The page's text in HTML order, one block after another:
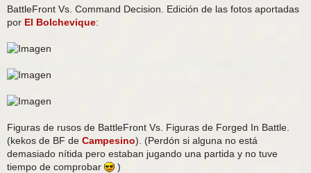
BattleFront Vs. Command Decision. Edición de las fotos aportadas
por El Bolchevique:
Figuras de rusos de BattleFront Vs. Figuras de Forged In Battle.
(kekos de BF de Campesino). (Perdón si alguna no está
demasiado nítida pero estaban jugando una partida y no tuve
tiempo de comprobar
)